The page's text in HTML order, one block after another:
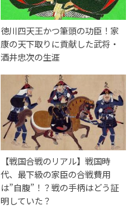
徳川四天王かつ筆頭の功臣！家
康の天下取りに貢献した武将・
酒井忠次の生涯
【戦国合戦のリアル】戦国時
代、最下級の家臣の合戦費用
は”自腹”！？戦の手柄はどう証
明していた？